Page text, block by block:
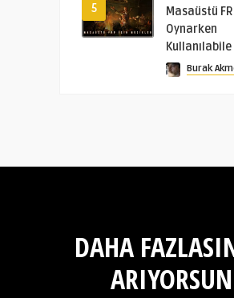
5
Masaüstü
Oynarken
Kullanılabile
Burak
DAHA